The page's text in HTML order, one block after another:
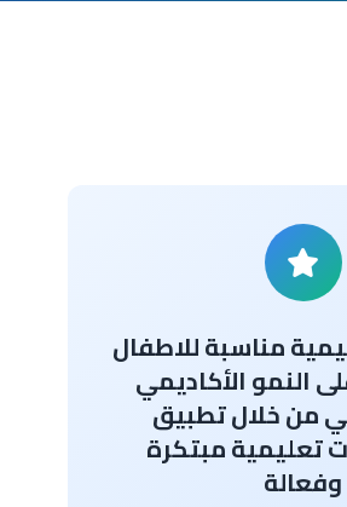
مناسبة للاطفال
النمو الأكاديمي
من خلال تطبيق
تعليمية مبتكرة
وفعالة